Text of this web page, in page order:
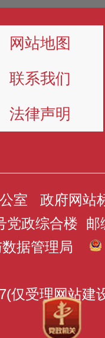
网站地图
联系我们
法律声明
室 政府网站
党政综合楼 邮
数据管理局
仅受理网站建